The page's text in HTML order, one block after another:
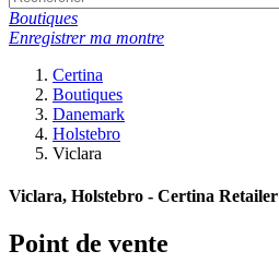
Boutiques
Enregistrer ma montre
Certina
Boutiques
Danemark
Holstebro
Viclara
Viclara, Holstebro - Certina Retailer
Point de vente